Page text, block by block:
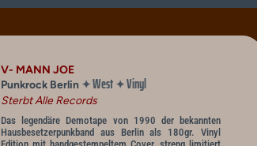
V- MANN JOE
Punkrock Berlin ✦West✦Vinyl
Sterbt Alle Records
Das legendäre Demotape von 1990 der bekannten
Hausbesetzerpunkband aus Berlin als 180gr. Vinyl